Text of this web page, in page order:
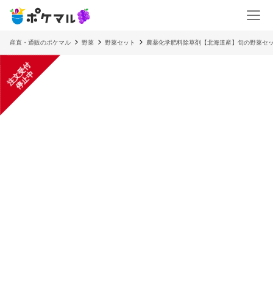
産直・通販のポケマル 野菜 野菜セット 農薬化学肥料除草剤【北海道産】旬の野菜セ
注
文
受
付
停
止
中